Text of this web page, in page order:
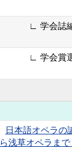
∟ 学会誌
∟ 学会賞
日本語オペラ
ら浅草オペラま